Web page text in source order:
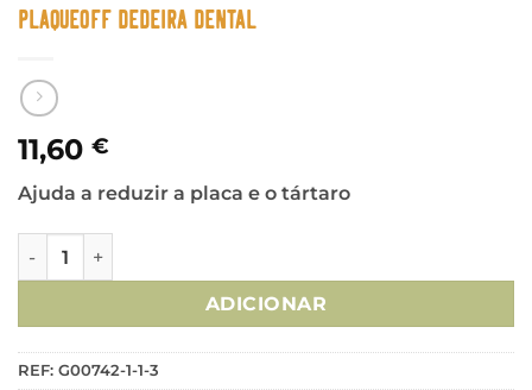
PlaqueOff Dedeira Dental
11,60 €
Ajuda a reduzir a placa e o tártaro
Quantidade de PlaqueOff Dedeira Dental
ADICIONAR
REF: G00742-1-1-3